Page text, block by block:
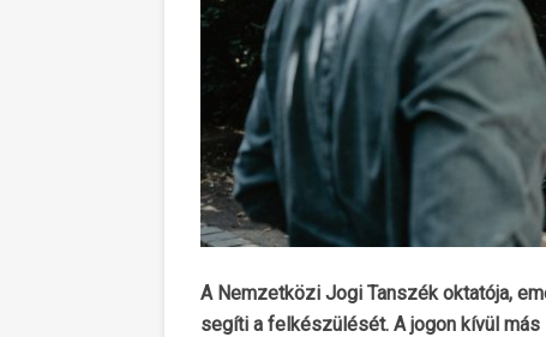
A Nemzetközi Jogi Tanszék oktatója,
segíti a felkészülését. A jogon kívül